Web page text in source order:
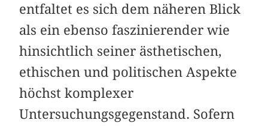
entfaltet es sich dem näheren Blick
als ein ebenso faszinierender wie
hinsichtlich seiner ästhetischen,
ethischen und politischen Aspekte
höchst komplexer
Untersuchungsgegenstand. Sofern